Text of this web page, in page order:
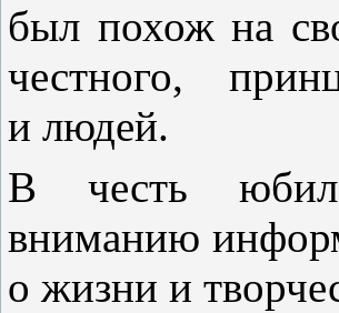
был похож на
честного,
и людей.
В честь
вниманию
о жизни и